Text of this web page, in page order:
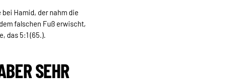
Hamid, der nahm die
falschen Fuß erwischt,
das 5:1 (65.).
SEHR